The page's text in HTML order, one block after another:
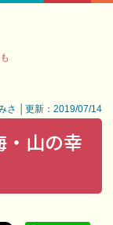
さ │更新：2019/07/14
・山の幸